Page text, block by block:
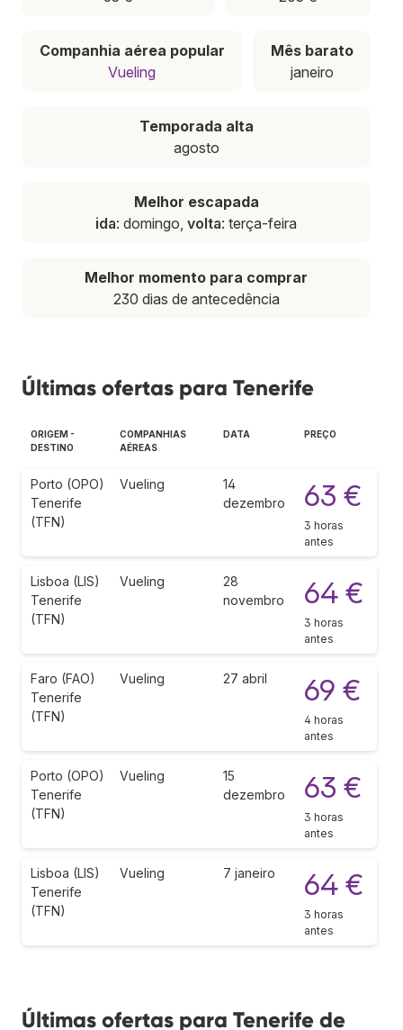
Companhia aérea popular
Vueling
Mês barato
janeiro
Temporada alta
agosto
Melhor escapada
ida: domingo, volta: terça-feira
Melhor momento para comprar
230 dias de antecedência
Últimas ofertas para Tenerife
ORIGEM -
DESTINO
COMPANHIAS
AÉREAS
DATA PREÇO
Porto (OPO)
Tenerife
(TFN)
Vueling
14
dezembro
63 €
3 horas
antes
Lisboa (LIS)
Tenerife
(TFN)
Vueling
28
novembro
64 €
3 horas
antes
Faro (FAO)
Tenerife
(TFN)
Vueling 27 abril 69 €
4 horas
antes
Porto (OPO)
Tenerife
(TFN)
Vueling
15
dezembro
63 €
3 horas
antes
Lisboa (LIS)
Tenerife
(TFN)
Vueling 7 janeiro 64 €
3 horas
antes
Últimas ofertas para Tenerife de